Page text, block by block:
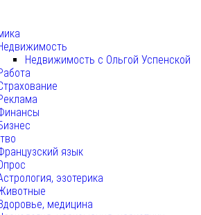
Недвижимость с Ольгой Успенской
язык
эзотерика
медицина